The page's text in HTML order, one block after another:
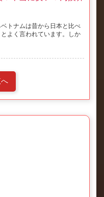
トナムは昔から日本と比べ
よく言われています。しか